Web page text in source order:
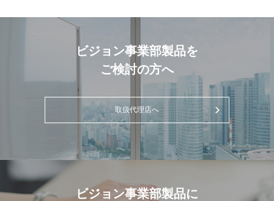
ビジョン事業部製品を
ご検討の方へ
取扱代理店へ
ビジョン事業部製品に